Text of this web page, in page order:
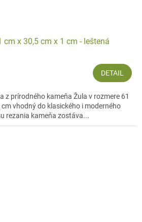
cm x 30,5 cm x 1 cm - leštená
DETAIL
z prírodného kameňa Žula v rozmere 61
vhodný do klasického i moderného
rezania kameňa zostáva...